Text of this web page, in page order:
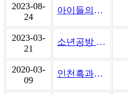
2023-08-
24
아이들의작업실 창원대방미술학원
2023-03-
21
소년공방 미술학원
2020-03-
09
인천흑과백미술학원